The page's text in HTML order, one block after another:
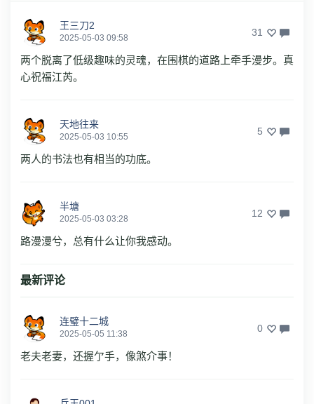
王三刀2
2025-05-03 09:58 31
两个脱离了低级趣味的灵魂，在围棋的道路上牵手漫步。真
心祝福江芮。
天地往来
2025-05-03 10:55 5
两人的书法也有相当的功底。
半塘
2025-05-03 03:28 12
路漫漫兮，总有什么让你我感动。
最新评论
连璧十二城
2025-05-05 11:38 0
老夫老妻，还握亇手，像煞介事！